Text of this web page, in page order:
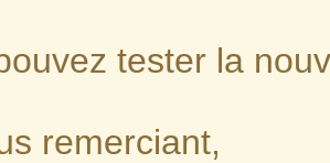
tester la
remerciant,